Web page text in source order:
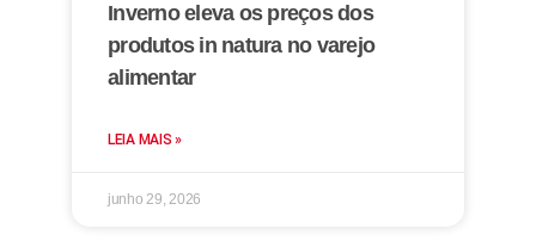
Inverno eleva os preços dos
produtos in natura no varejo
alimentar
LEIA MAIS »
junho 29, 2026